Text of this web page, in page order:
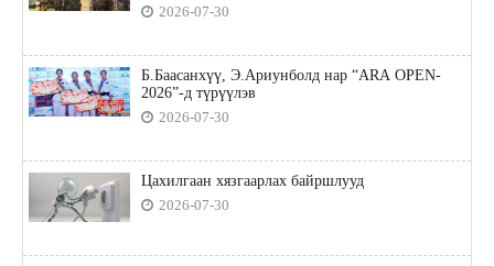
2026-07-30
Б.Баасанхүү, Э.Ариунболд нар “ARA OPEN-
2026”-д түрүүлэв
2026-07-30
Цахилгаан хязгаарлах байршлууд
2026-07-30